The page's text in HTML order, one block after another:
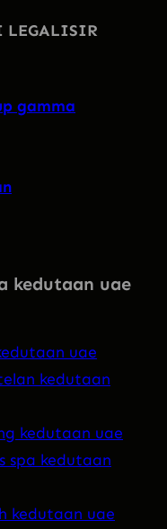
LEGALISIR
gamma
kedutaan uae
uae
kedutaan
kedutaan uae
spa kedutaan
kedutaan uae